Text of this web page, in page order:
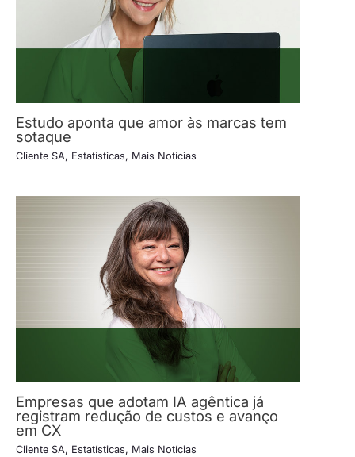
Estudo aponta que amor às marcas tem
sotaque
Cliente SA, Estatísticas, Mais Notícias
Empresas que adotam IA agêntica já
registram redução de custos e avanço
em CX
Cliente SA, Estatísticas, Mais Notícias